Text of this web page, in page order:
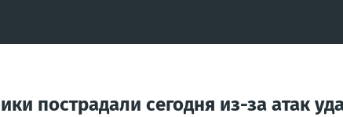
пострадали сегодня из-за атак